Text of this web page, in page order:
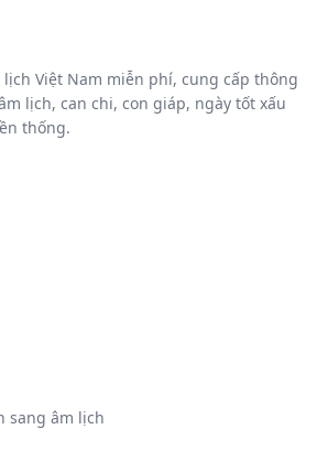
Việt Nam miễn phí, cung cấp thông
lịch, can chi, con giáp, ngày tốt xấu
thống.
sang âm lịch